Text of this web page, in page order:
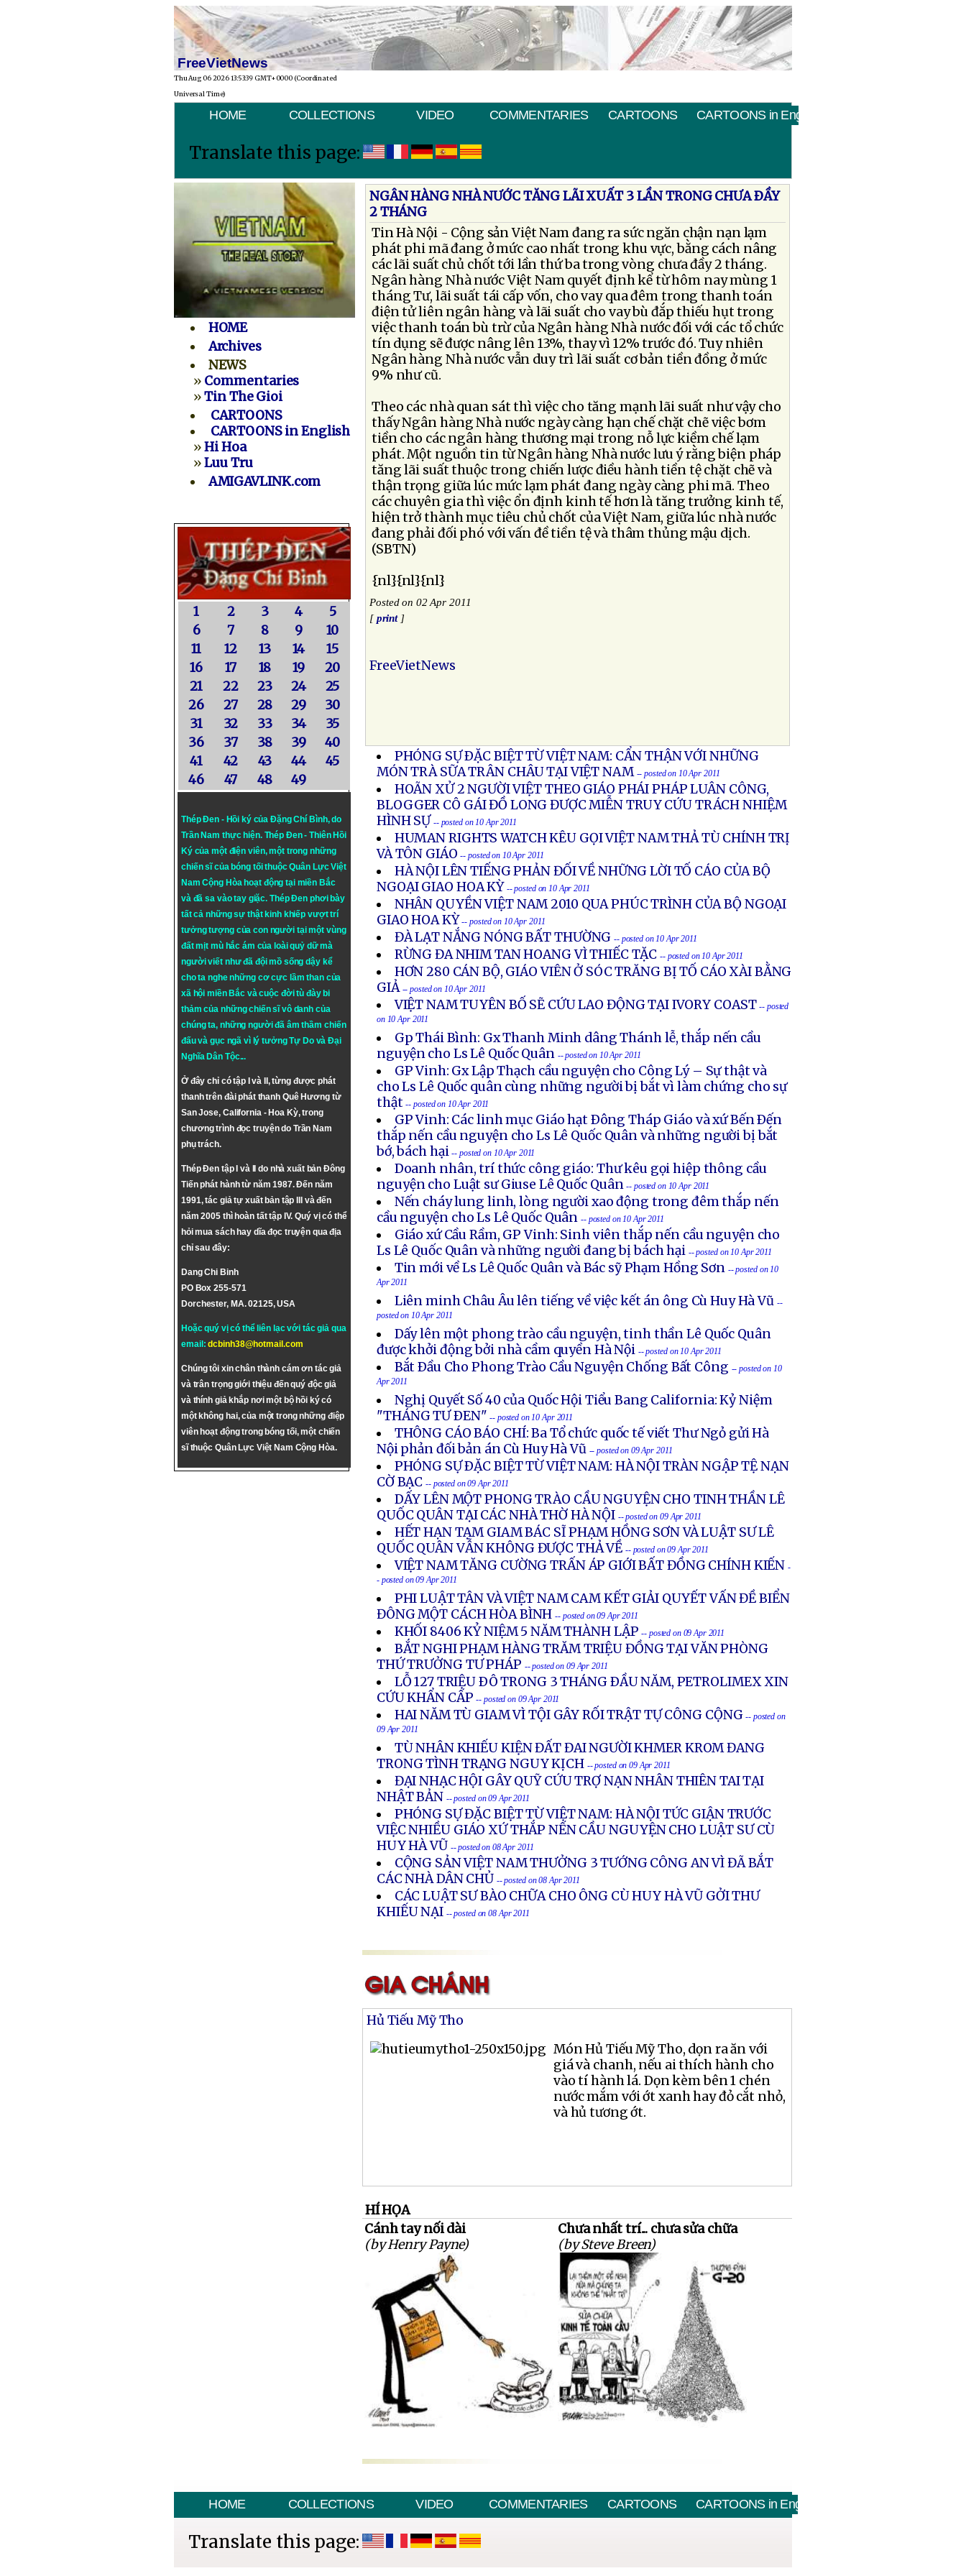
FreeVietNews
Thu Aug 06 2026 13:53:39 GMT+0000 (Coordinated
Universal Time)
HOME COLLECTIONS VIDEO COMMENTARIES CARTOONS CARTOONS in English
Translate this page:
HOME
Archives
NEWS
» Commentaries
»Tin The Gioi
CARTOONS
CARTOONS in English
»Hi Hoa
»Luu Tru
AMIGAVLINK.com
1 2 3 4
5
6
7 8 9
10
11
12 13 14
15
16
17 18 19
20
21
22 23 24
25
26
27 28 29
30
31
32 33 34
35
36
37 38 39
40
41
42 43 44
45
46
47 48 49
Thép Đen - Hồi ký của Đặng Chí Bình, do
Trần Nam thực hiện. Thép Đen- Thiên Hồi
Ký của một điện viên, một trong những
chiến sĩ của bóng tối thuộc Quân Lực Việt
Nam Cộng Hòa hoạt động tại miền Bắc
và đã sa vào tay giặc. Thép Đen phơi bày
tất cả những sự thật kinh khiếp vượt trí
tưởng tượng của con người tại một vùng
đất mịt mù hắc ám của loài quỷ dữ mà
người viết như đã đội mồ sống dậy kể
cho ta nghe những cơ cực lầm than của
xã hội miền Bắc và cuộc đời tù đày bi
thảm của những chiến sĩ vô danh của
chúng ta, những người đã âm thầm chiến
đấu và gục ngã vì lý tưởngTự DovàĐại
Nghĩa Dân Tộc...
Ở đây chỉ có tập I và II, từng được phát
thanh trên đài phát thanh Quê Hương từ
San Jose, California - Hoa Kỳ, trong
chương trình đọc truyện do Trần Nam
phụ trách.
Thép Đen tập I và II do nhà xuất bản Đông
Tiến phát hành từ năm 1987. Đến năm
1991, tác giả tự xuất bản tập III và đến
năm 2005 thì hoàn tất tập IV. Quý vị có thể
hỏi mua sách hay dĩa đọc truyện qua địa
chỉ sau đây:
Dang Chi Binh
PO Box 255-571
Dorchester, MA. 02125, USA
Hoặc quý vị có thể liên lạc với tác giả qua
email:dcbinh38@hotmail.com
Chúng tôi xin chân thành cám ơn tác giả
và trân trọng giới thiệu đến quý độc giả
và thính giả khắp nơi một bộ hồi ký có
một không hai, của một trong những điệp
viên hoạt động trong bóng tối, một chiến
sĩ thuộc Quân Lực Việt Nam Cộng Hòa.
NGÂN HÀNG NHÀ NƯỚC TĂNG LÃI XUẤT 3 LẦN TRONG CHƯA ÐẦY
2 THÁNG
Tin Hà Nội - Cộng sản Việt Nam đang ra sức ngăn chận nạn lạm
phát phi mã đang ở mức cao nhất trong khu vực, bằng cách nâng
các lãi suất chủ chốt tới lần thứ ba trong vòng chưa đầy 2 tháng.
Ngân hàng Nhà nước Việt Nam quyết định kể từ hôm nay mùng 1
tháng Tư, lãi suất tái cấp vốn, cho vay qua đêm trong thanh toán
điện tử liên ngân hàng và lãi suất cho vay bù đắp thiếu hụt trong
việc thanh toán bù trừ của Ngân hàng Nhà nước đối với các tổ chức
tín dụng sẽ được nâng lên 13%, thay vì 12% trước đó. Tuy nhiên
Ngân hàng Nhà nước vẫn duy trì lãi suất cơ bản tiền đồng ở mức
9% như cũ.
Theo các nhà quan sát thì việc cho tăng mạnh lãi suất như vậy cho
thấy Ngân hàng Nhà nước ngày càng hạn chế chặt chẽ việc bơm
tiền cho các ngân hàng thương mại trong nỗ lực kiềm chế lạm
phát. Một nguồn tin từ Ngân hàng Nhà nước lưu ý rằng biện pháp
tăng lãi suất thuộc trong chiến lược điều hành tiền tệ chặt chẽ và
thận trọng giữa lúc mức lạm phát đang ngày càng phi mã. Theo
các chuyên gia thì việc ổn định kinh tế hơn là tăng trưởng kinh tế,
hiện trở thành mục tiêu chủ chốt của Việt Nam, giữa lúc nhà nước
đang phải đối phó với vấn đề tiền tệ và thâm thủng mậu dịch.
(SBTN)
{nl}{nl}{nl}
Posted on 02 Apr 2011
[print]
FreeVietNews
PHÓNG SỰ ÐẶC BIỆT TỪ VIỆT NAM: CẨN THẬN VỚI NHỮNG
MÓN TRÀ SỮA TRÂN CHÂU TẠI VIỆT NAM -- posted on 10 Apr 2011
HOÃN XỬ 2 NGƯỜI VIỆT THEO GIÁO PHÁI PHÁP LUÂN CÔNG,
BLOGGER CÔ GÁI ĐỒ LONG ĐƯỢC MIỄN TRUY CỨU TRÁCH NHIỆM
HÌNH SỰ -- posted on 10 Apr 2011
HUMAN RIGHTS WATCH KÊU GỌI VIỆT NAM THẢ TÙ CHÍNH TRỊ
VÀ TÔN GIÁO-- posted on 10 Apr 2011
HÀ NỘI LÊN TIẾNG PHẢN ĐỐI VỀ NHỮNG LỜI TỐ CÁO CỦA BỘ
NGOẠI GIAO HOA KỲ -- posted on 10 Apr 2011
NHÂN QUYỀN VIỆT NAM 2010 QUA PHÚC TRÌNH CỦA BỘ NGOẠI
GIAO HOA KỲ -- posted on 10 Apr 2011
ĐÀ LẠT NẮNG NÓNG BẤT THƯỜNG -- posted on 10 Apr 2011
RỪNG ĐA NHIM TAN HOANG VÌ THIẾC TẶC-- posted on 10 Apr 2011
HƠN 280 CÁN BỘ, GIÁO VIÊN Ở SÓC TRĂNG BỊ TỐ CÁO XÀI BẰNG
GIẢ -- posted on 10 Apr 2011
VIỆT NAM TUYÊN BỐ SẼ CỨU LAO ĐỘNG TẠI IVORY COAST -- posted
on 10 Apr 2011
Gp Thái Bình: Gx Thanh Minh dâng Thánh lễ, thắp nến cầu
nguyện cho Ls Lê Quốc Quân -- posted on 10 Apr 2011
GP Vinh: Gx Lập Thạch cầu nguyện cho Công Lý – Sự thật và
cho Ls Lê Quốc quân cùng những người bị bắt vì làm chứng cho sự
thật-- posted on 10 Apr 2011
GP Vinh: Các linh mục Giáo hạt Ðông Tháp Giáo và xứ Bến Ðến
thắp nến cầu nguyện cho Ls Lê Quốc Quân và những người bị bắt
bớ, bách hại-- posted on 10 Apr 2011
Doanh nhân, trí thức công giáo: Thư kêu gọi hiệp thông cầu
nguyện cho Luật sư Giuse Lê Quốc Quân-- posted on 10 Apr 2011
Nến cháy lung linh, lòng người xao động trong đêm thắp nến
cầu nguyện cho Ls Lê Quốc Quân-- posted on 10 Apr 2011
Giáo xứ Cầu Rầm, GP Vinh: Sinh viên thắp nến cầu nguyện cho
Ls Lê Quốc Quân và những người đang bị bách hại -- posted on 10 Apr 2011
Tin mới về Ls Lê Quốc Quân và Bác sỹ Phạm Hồng Sơn -- posted on 10
Apr 2011
Liên minh Châu Âu lên tiếng về việc kết án ông Cù Huy Hà Vũ --
posted on 10 Apr 2011
Dấy lên một phong trào cầu nguyện, tinh thần Lê Quốc Quân
được khởi động bởi nhà cầm quyền Hà Nội -- posted on 10 Apr 2011
Bắt Ðầu Cho Phong Trào Cầu Nguyện Chống Bất Công -- posted on 10
Apr 2011
Nghị Quyết Số 40 của Quốc Hội Tiểu Bang California: Kỷ Niệm
"THÁNG TƯ ÐEN" -- posted on 10 Apr 2011
THÔNG CÁO BÁO CHÍ: Ba Tổ chức quốc tế viết Thư Ngỏ gửi Hà
Nội phản đối bản án Cù Huy Hà Vũ -- posted on 09 Apr 2011
PHÓNG SỰ ÐẶC BIỆT TỪ VIỆT NAM: HÀ NỘI TRÀN NGẬP TỆ NẠN
CỜ BẠC -- posted on 09 Apr 2011
DẤY LÊN MỘT PHONG TRÀO CẦU NGUYỆN CHO TINH THẦN LÊ
QUỐC QUÂN TẠI CÁC NHÀ THỜ HÀ NỘI -- posted on 09 Apr 2011
HẾT HẠN TẠM GIAM BÁC SĨ PHẠM HỒNG SƠN VÀ LUẬT SƯ LÊ
QUỐC QUÂN VẪN KHÔNG ĐƯỢC THẢ VỀ -- posted on 09 Apr 2011
VIỆT NAM TĂNG CƯỜNG TRẤN ÁP GIỚI BẤT ĐỒNG CHÍNH KIẾN -
- posted on 09 Apr 2011
PHI LUẬT TÂN VÀ VIỆT NAM CAM KẾT GIẢI QUYẾT VẤN ĐỀ BIỂN
ĐÔNG MỘT CÁCH HÒA BÌNH -- posted on 09 Apr 2011
KHỐI 8406 KỶ NIỆM 5 NĂM THÀNH LẬP -- posted on 09 Apr 2011
BẮT NGHI PHẠM HÀNG TRĂM TRIỆU ĐỒNG TẠI VĂN PHÒNG
THỨ TRƯỞNG TƯ PHÁP -- posted on 09 Apr 2011
LỖ 127 TRIỆU ÐÔ TRONG 3 THÁNG ÐẦU NĂM, PETROLIMEX XIN
CỨU KHẨN CẤP -- posted on 09 Apr 2011
HAI NĂM TÙ GIAM VÌ TỘI GÂY RỐI TRẬT TỰ CÔNG CỘNG-- posted on
09 Apr 2011
TÙ NHÂN KHIẾU KIỆN ĐẤT ĐAI NGƯỜI KHMER KROM ĐANG
TRONG TÌNH TRẠNG NGUY KỊCH -- posted on 09 Apr 2011
ĐẠI NHẠC HỘI GÂY QUỸ CỨU TRỢ NẠN NHÂN THIÊN TAI TẠI
NHẬT BẢN -- posted on 09 Apr 2011
PHÓNG SỰ ĐẶC BIỆT TỪ VIỆT NAM: HÀ NỘI TỨC GIẬN TRƯỚC
VIỆC NHIỀU GIÁO XỨ THẮP NẾN CẦU NGUYỆN CHO LUẬT SƯ CÙ
HUY HÀ VŨ -- posted on 08 Apr 2011
CỘNG SẢN VIỆT NAM THƯỞNG 3 TƯỚNG CÔNG AN VÌ ĐÃ BẮT
CÁC NHÀ DÂN CHỦ -- posted on 08 Apr 2011
CÁC LUẬT SƯ BÀO CHỮA CHO ÔNG CÙ HUY HÀ VŨ GỞI THƯ
KHIẾU NẠI -- posted on 08 Apr 2011
Hủ Tiếu Mỹ Tho
Món Hủ Tiếu Mỹ Tho, dọn ra ăn với
giá và chanh, nếu ai thích hành cho
vào tí hành lá. Dọn kèm bên 1 chén
nước mắm với ớt xanh hay đỏ cắt nhỏ,
và hủ tương ớt.
HÍ HỌA
Cánh tay nối dài
(by Henry Payne)
Chưa nhất trí... chưa sửa chữa
(by Steve Breen)
HOME COLLECTIONS VIDEO COMMENTARIES CARTOONS CARTOONS in English
Translate this page: